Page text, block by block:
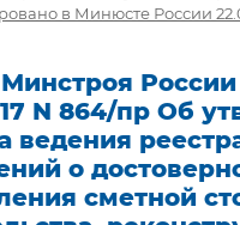
в Минюсте России
России
N 864/пр Об
ведения
о
сметной